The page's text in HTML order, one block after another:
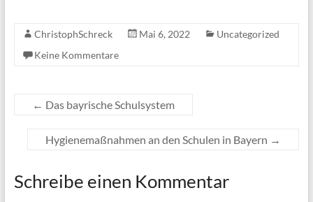
ChristophSchreck Mai 6, 2022
Uncategorized
Keine Kommentare
← Das bayrische Schulsystem
Hygienemaßnahmen an den Schulen in Bayern →
Schreibe einen Kommentar